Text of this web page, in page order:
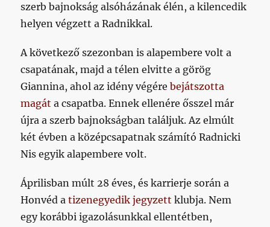
szerb bajnokság alsóházának élén, a kilencedik
helyen végzett a Radnikkal.
A következő szezonban is alapembere volt a
csapatának, majd a télen elvitte a görög
Giannina, ahol az idény végérebejátszotta
magát a csapatba. Ennek ellenére ősszel már
újra a szerb bajnokságban találjuk. Az elmúlt
két évben a középcsapatnak számító Radnicki
Nis egyik alapembere volt.
Áprilisban múlt 28 éves, és karrierje során a
Honvéd atizenegyedik jegyzett klubja. Nem
egy korábbi igazolásunkkal ellentétben,